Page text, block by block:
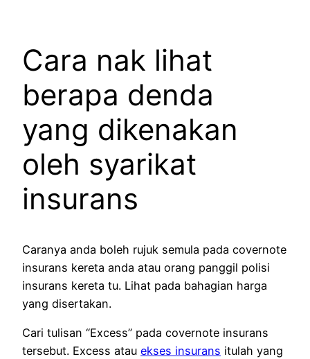
Cara nak lihat
berapa denda
yang dikenakan
oleh syarikat
insurans
Caranya anda boleh rujuk semula pada covernote
insurans kereta anda atau orang panggil polisi
insurans kereta tu. Lihat pada bahagian harga
yang disertakan.
Cari tulisan “Excess” pada covernote insurans
tersebut. Excess atau ekses insurans itulah yang